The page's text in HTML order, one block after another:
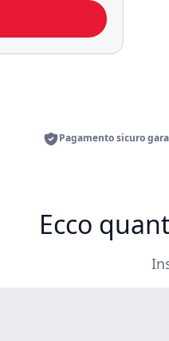
Pagamento sicuro
Ecco